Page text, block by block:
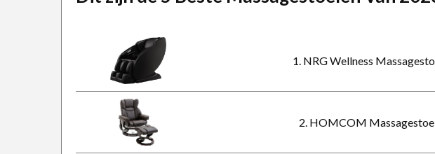
1. NRG Wellness
2. HOMCOM